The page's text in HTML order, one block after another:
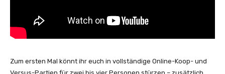
Zum ersten Mal könnt ihr euch in vollständige Online-Koop- und